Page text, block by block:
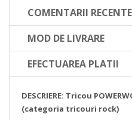
COMENTARII RECENTE
MOD DE LIVRARE
EFECTUAREA PLATII
DESCRIERE: Tricou
(categoria tricouri rock)